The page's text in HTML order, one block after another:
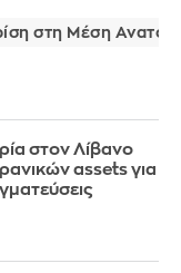
στη Μέση
στον Λίβανο
assets για